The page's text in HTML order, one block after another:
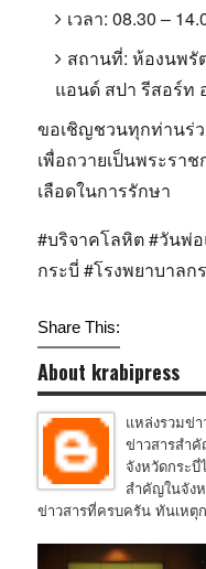
เวลา: 08.30 –
สถานที่: ห้องนพรั
แอนด์ สปา รีสอร์ท
ขอเชิญชวนทุกท่านร่
เพื่อถวายเป็นพระรา
เลือดในการรักษา
#บริจาคโลหิต #วันพ่
กระบี่ #โรงพยาบาลก
Share This:
About krabipress
แหล่งรวมข่
ข่าวสารสำคั
จังหวัดกระบี่
สำคัญในจัง
ข่าวสารที่ครบครัน ทันเหตุ